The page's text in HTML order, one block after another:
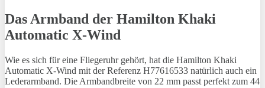
Das Armband der Hamilton Khaki
Automatic X-Wind
Wie es sich für eine Fliegeruhr gehört, hat die Hamilton Khaki
Automatic X-Wind mit der Referenz H77616533 natürlich auch ein
Lederarmband. Die Armbandbreite von 22 mm passt perfekt zum 44